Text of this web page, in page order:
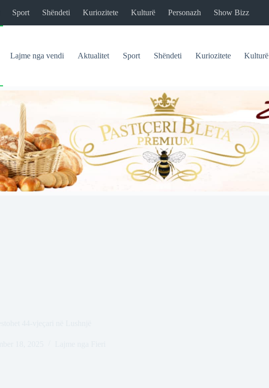
Sport Shëndeti Kuriozitete Kulturë Personazh Show Bizz
Lajme nga vendi Aktualitet Sport Shëndeti Kuriozitete Kulturë